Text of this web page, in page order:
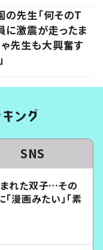
先生「何そのT
に激震が走ったま
先生も大興奮す
SNS
れた双子…その
漫画みたい」「素